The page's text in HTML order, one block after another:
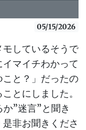
05/15/2026
しているそうで
マイチわかって
と？」だったの
とにしました。
”迷言”と聞き
非お聞きくださ